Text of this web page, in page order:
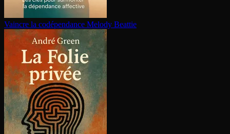
Vaincre la co­dé­pen­dance Melody Beattie